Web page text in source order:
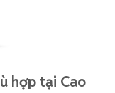
hợp tại Cao